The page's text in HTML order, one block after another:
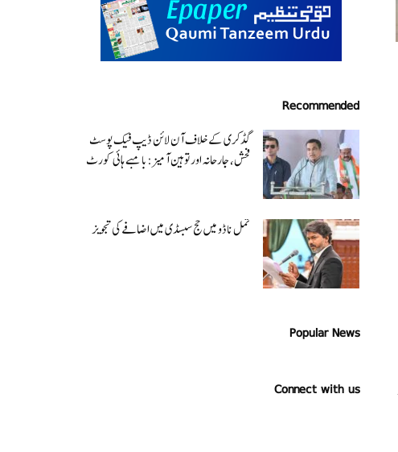
Recommended
گڈکری کے خلاف آن لائن ڈیپ فیک پوسٹ
فحش، جارحانہ اور توہین آمیز:بامبے ہائی کورٹ
تمل ناڈو میں حج سبسڈی میں اضافے کی تجویز
Popular News
Connect with us